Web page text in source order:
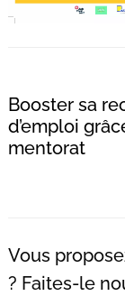
Booster sa
d’emploi
mentorat
Vous
? Faites-le
Recherche
pour